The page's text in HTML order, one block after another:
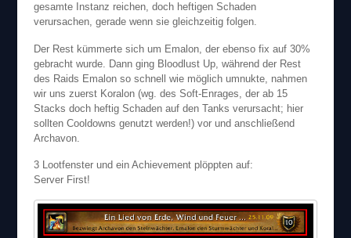
gesamte Instanz reichen, doch heftigen Schaden
verursachen, gerade wenn sie gleichzeitig folgen.
Der Rest kümmerte sich um Emalon, der ebenso fix auf 30%
gebracht wurde. Dann ging Bloodlust Up, während der Rest
des Raids Emalon so schnell wie möglich umnukte, nahmen
wir uns zuerst Koralon (wg. des Soft-Enrages, der ab 15
Stacks doch heftig Schaden auf den Tanks verursacht; hier
sollten Cooldowns genutzt werden!) vor und anschließend
Archavon.
3 Lootfenster und ein Achievement plöppten auf:
Server First!